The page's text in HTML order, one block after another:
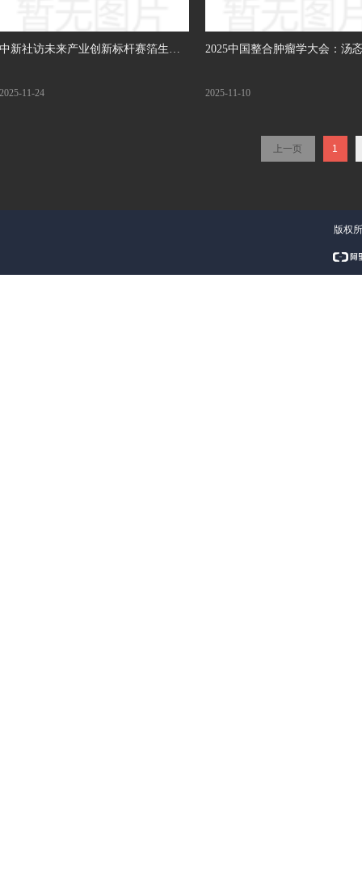
中新社访未来产业创新标杆赛箔生物
2025-11-24
2025中国整合肿瘤学大会：汤
2025-11-10
上一页 1
版权